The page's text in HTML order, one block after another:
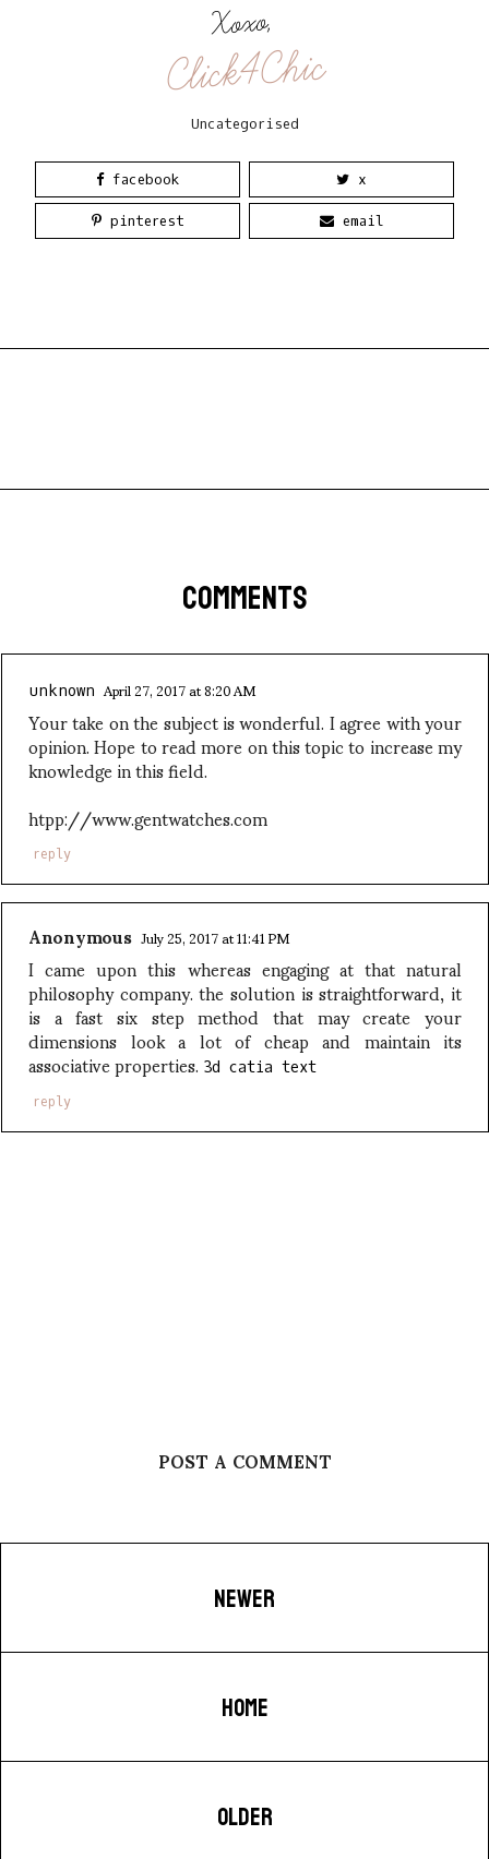
Xoxo,
Click4Chic
Uncategorised
facebook x
pinterest email
COMMENTS
unknown April 27, 2017 at 8:20 AM
Your take on the subject is wonderful. I agree with your
opinion. Hope to read more on this topic to increase my
knowledge in this field.
htpp://www.gentwatches.com
reply
Anonymous July 25, 2017 at 11:41 PM
I came upon this whereas engaging at that natural
philosophy company. the solution is straightforward, it
is a fast six step method that may create your
dimensions look a lot of cheap and maintain its
associative properties.3d catia text
reply
POST A COMMENT
NEWER
HOME
OLDER